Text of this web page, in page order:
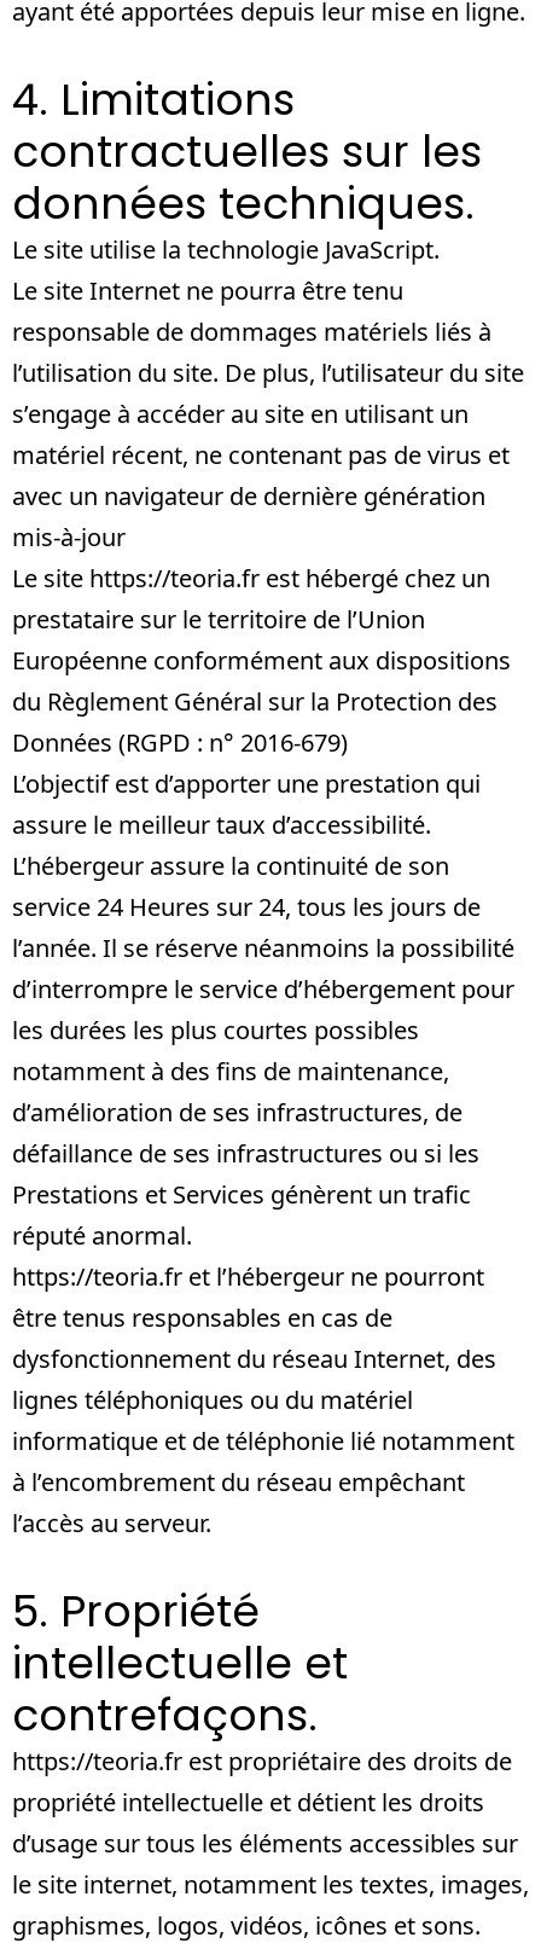
ayant été apportées depuis leur mise en ligne.
4. Limitations
contractuelles sur les
données techniques.
Le site utilise la technologie JavaScript.
Le site Internet ne pourra être tenu
responsable de dommages matériels liés à
l’utilisation du site. De plus, l’utilisateur du site
s’engage à accéder au site en utilisant un
matériel récent, ne contenant pas de virus et
avec un navigateur de dernière génération
mis-à-jour
Le site https://teoria.fr est hébergé chez un
prestataire sur le territoire de l’Union
Européenne conformément aux dispositions
du Règlement Général sur la Protection des
Données (RGPD : n° 2016-679)
L’objectif est d’apporter une prestation qui
assure le meilleur taux d’accessibilité.
L’hébergeur assure la continuité de son
service 24 Heures sur 24, tous les jours de
l’année. Il se réserve néanmoins la possibilité
d’interrompre le service d’hébergement pour
les durées les plus courtes possibles
notamment à des fins de maintenance,
d’amélioration de ses infrastructures, de
défaillance de ses infrastructures ou si les
Prestations et Services génèrent un trafic
réputé anormal.
https://teoria.fr et l’hébergeur ne pourront
être tenus responsables en cas de
dysfonctionnement du réseau Internet, des
lignes téléphoniques ou du matériel
informatique et de téléphonie lié notamment
à l’encombrement du réseau empêchant
l’accès au serveur.
5. Propriété
intellectuelle et
contrefaçons.
https://teoria.fr est propriétaire des droits de
propriété intellectuelle et détient les droits
d’usage sur tous les éléments accessibles sur
le site internet, notamment les textes, images,
graphismes, logos, vidéos, icônes et sons.